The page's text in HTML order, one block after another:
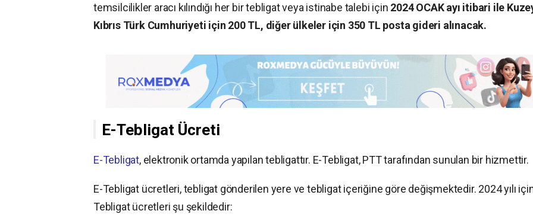
temsilcilikler aracı kılındığı her bir tebligat veya istinabe talebi için 2024 OCAK ayı itibari ile
Kıbrıs Türk Cumhuriyeti için 200 TL, diğer ülkeler için 350 TL posta gideri alınacak.
E-Tebligat Ücreti
E-Tebligat, elektronik ortamda yapılan tebligattır. E-Tebligat, PTT tarafından sunulan bir hizmettir.
E-Tebligat ücretleri, tebligat gönderilen yere ve tebligat içeriğine göre değişmektedir. 2024 yılı
Tebligat ücretleri şu şekildedir: